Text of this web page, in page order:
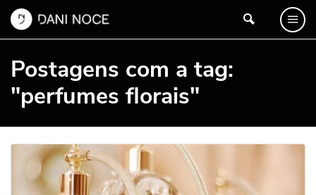
Postagens com a tag:
"perfumes florais"